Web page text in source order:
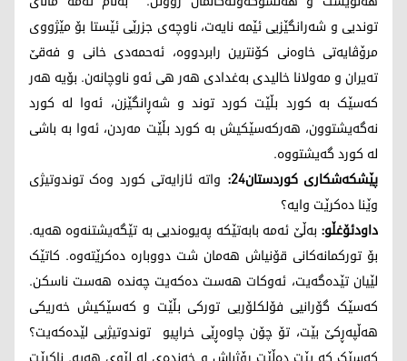
توندیی و شەرانگێزیی ئێمە نایەت، ناوچەی جزرێی ئێستا بۆ مێژووی
مرۆڤایەتی خاوەنی کۆنترین رابردووە، ئەحمەدی خانی و فەقێ
تەیران و مەولانا خالیدی بەغدادی هەر هی ئەو ناوچانەن. بۆیە هەر
کەسێک بە کورد بڵێت کورد توند و شەڕانگێزن، ئەوا لە کورد
نەگەیشتوون، هەرکەسێکیش بە کورد بڵێت مەردن، ئەوا بە باشی
لە کورد گەیشتووە.
پێشکەشکاری کوردستان24:
واتە ئازایەتی کورد وەک توندوتیژی
وێنا دەکرێت وایە؟
داودئۆغڵو: بەڵێ ئەمە بابەتێکە پەیوەندیی بە تێگەیشتنەوە هەیە.
بۆ تورکمانەکانی قۆنیاش هەمان شت دووبارە دەکرێتەوە. کاتێک
لێیان تێدەگەیت، ئەوکات هەست دەکەیت چەندە هەست ناسکن.
کەسێک گۆرانیی فۆلکلۆریی تورکی بڵێت و کەسێکیش خەریکی
هەڵپەڕکێ بێت، تۆ چۆن چاوەڕێی خراپیو توندوتیژیی لێدەکەیت؟